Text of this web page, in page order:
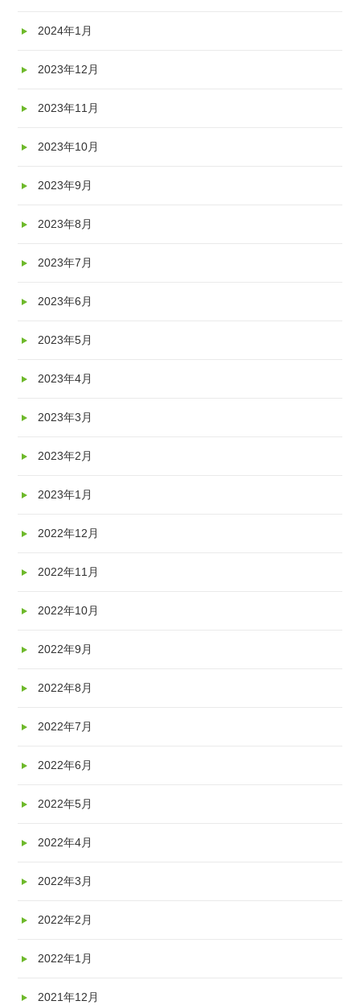
2024年1月
2023年12月
2023年11月
2023年10月
2023年9月
2023年8月
2023年7月
2023年6月
2023年5月
2023年4月
2023年3月
2023年2月
2023年1月
2022年12月
2022年11月
2022年10月
2022年9月
2022年8月
2022年7月
2022年6月
2022年5月
2022年4月
2022年3月
2022年2月
2022年1月
2021年12月